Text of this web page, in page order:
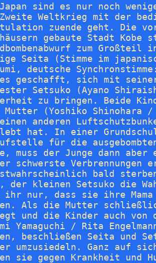
sind es nur noch
Weltkrieg mit der
zuende geht. Die
gebaute Stadt Kobe
zum Großteil
Seita (Stimme im
deutsche
geschafft, sich mit
Setsuko (Ayano
zu bringen. Beide
(Yoshiko Shinohara
anderen
hat. In einer
für die
muss der Junge dann
schwerste
bald
der kleinen Setsuko die
ihr nur, dass sie ihre Mama
Als die Mutter
und die Kinder auch von
Yamaguchi / Rita
beschließen Seita und
umzusiedeln. Ganz auf
sie gegen Krankheit und